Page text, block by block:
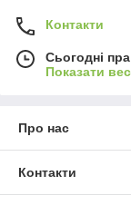
Контакти
Сьогодні
Показати
Про нас
Контакти